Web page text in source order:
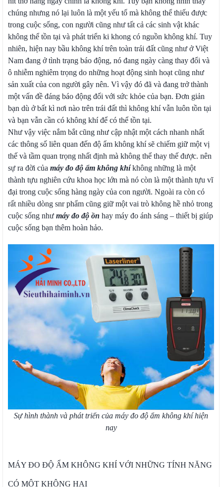
chúng nhưng nó lại luôn là một yếu tố mà không thể thiếu được
trong cuộc sống, con người cũng như tất cả các sinh vật khác
không thể tồn tại và phát triển ki khong có nguồn không khí. Tuy
nhiên, hiện nay bầu không khí trên toàn trái đất cũng như ở Việt
Nam đang ở tình trạng báo động, nó đang ngày càng thay đổi và
ô nhiễm nghiêm trọng do những hoạt động sinh hoạt cũng như
sản xuất của con người gây nên. Vì vậy đó đã và đang trở thành
một vấn đề đáng báo động đối với sức khỏe của bạn. Đơn giản
bạn dù ở bất kì nơi nào trên trái đất thì không khí vẫn luôn tồn tại
và bạn vẫn cần có không khí để có thể tồn tại.
Như vậy việc nắm bắt cũng như cập nhật một cách nhanh nhất
các thông số liên quan đến độ ẩm không khí sẽ chiếm giữ một vị
thế và tầm quan trọng nhất định mà không thể thay thế được. nên
sự ra đời của máy đo độ ẩm không khíkhông những là một
thành tựu nghiên cứu khoa học lớn mà nó còn là một thành tựu vĩ
đại trong cuộc sống hàng ngày của con người. Ngoài ra còn có
rất nhiều dòng snr phẩm cũng giữ một vai trò không hề nhỏ trong
cuộc sống như máy đo độ ồn hay máy đo ánh sáng – thiết bị giúp
cuộc sống bạn thêm hoàn hảo.
Sự hình thành và phát triển của máy đo độ ẩm không khí hiện
nay
MÁY ĐO ĐỘ ẨM KHÔNG KHÍ VỚI NHỮNG TÍNH NĂNG
CÓ MỘT KHÔNG HAI